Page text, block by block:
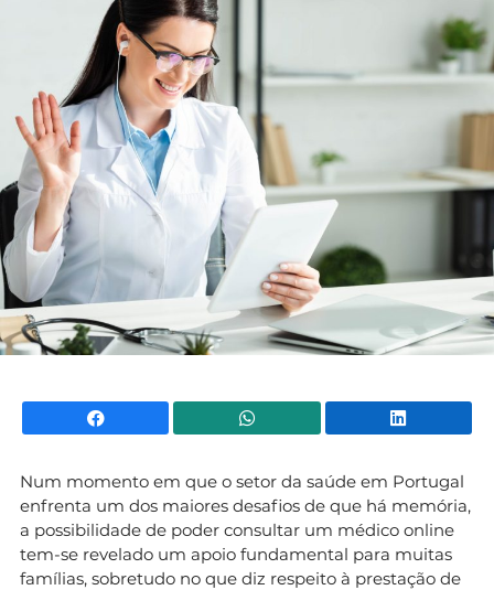
Facebook WhatsApp
Num momento em que o setor da saúde em Portugal
enfrenta um dos maiores desafios de que há memória,
a possibilidade de poder consultar um médico online
tem-se revelado um apoio fundamental para muitas
famílias, sobretudo no que diz respeito à prestação de